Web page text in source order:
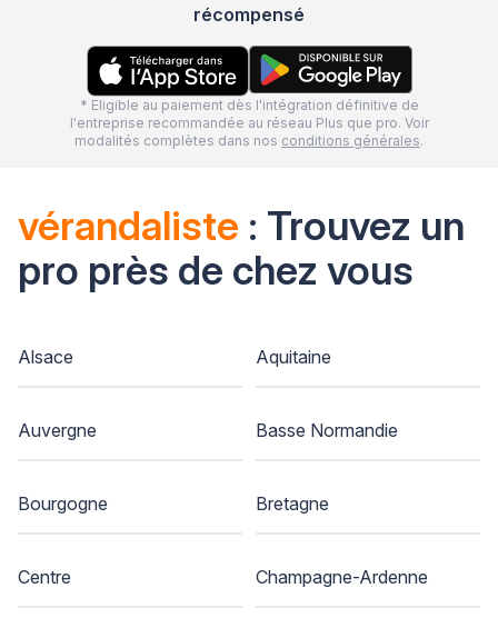
récompensé
* Eligible au paiement dès l'intégration définitive de
l'entreprise recommandée au réseau Plus que pro. Voir
modalités complètes dans nos conditions générales.
vérandaliste : Trouvez un
pro près de chez vous
Alsace Aquitaine
Auvergne Basse Normandie
Bourgogne Bretagne
Centre Champagne-Ardenne